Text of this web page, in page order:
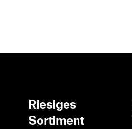
Riesiges
Sortiment